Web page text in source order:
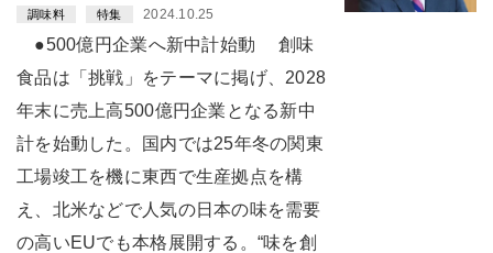
調味料 特集 2024.10.25
●500億円企業へ新中計始動 創味
食品は「挑戦」をテーマに掲げ、2028
年末に売上高500億円企業となる新中
計を始動した。国内では25年冬の関東
工場竣工を機に東西で生産拠点を構
え、北米などで人気の日本の味を需要
の高いEUでも本格展開する。“味を創